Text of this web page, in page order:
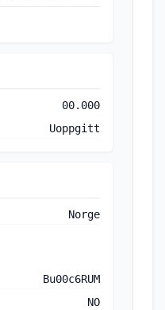
00.000
Uoppgitt
Norge
Bu00c6RUM
NO